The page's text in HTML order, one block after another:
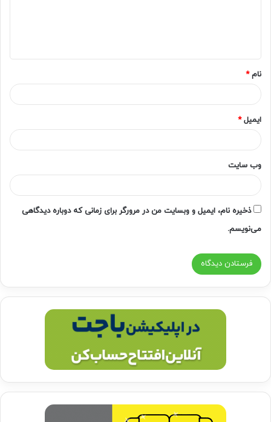
*
نام*
ایمیل*
وب‌ سایت
ذخیره نام، ایمیل و وبسایت من در مرورگر برای زمانی که دوباره دیدگاهی
می‌نویسم.